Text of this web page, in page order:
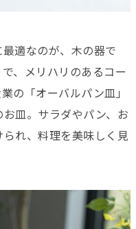
適なのが、木の器で
、メリハリのあるコー
の「オーバルパン皿」
皿。サラダやパン、お
れ、料理を美味しく見